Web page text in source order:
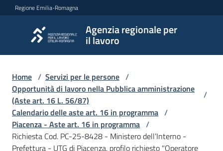
Vai al contenuto
Vai alla navigazione
Vai al footer
Regione Emilia-Romagna
Agenzia regionale per
il lavoro
Agenzia
regionale
per il
lavoro
L'Agenzia
Home / Servizi per le persone /
Opportunità di lavoro nella Pubblica amministrazione
(Aste art. 16 L. 56/87)
/
Calendario delle aste art. 16 in programma /
Piacenza - Aste art. 16 in programma /
Richiesta Cod. PC-25-8428 - Ministero dell’Interno -
Prefettura - UTG di Piacenza, profilo richiesto "Operatore